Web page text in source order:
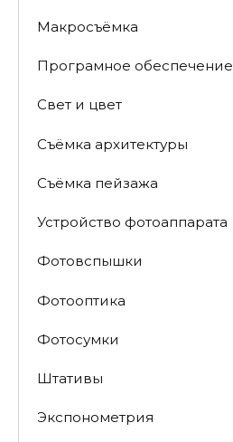
Макросъёмка
Програмное обеспечение
Свет и цвет
Съёмка архитектуры
Съёмка пейзажа
Устройство фотоаппарата
Фотовспышки
Фотооптика
Фотосумки
Штативы
Экспонометрия